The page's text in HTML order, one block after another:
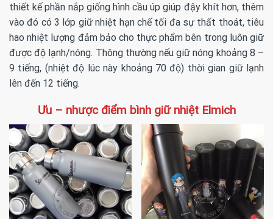
thiết kế phần nắp giống hình cầu úp giúp đậy khít hơn, thêm
vào đó có 3 lớp giữ nhiệt hạn chế tối đa sự thất thoát, tiêu
hao nhiệt lượng đảm bảo cho thực phẩm bên trong luôn giữ
được độ lạnh/nóng. Thông thường nếu giữ nóng khoảng 8 –
9 tiếng, (nhiệt độ lúc này khoảng 70 độ) thời gian giữ lạnh
lên đến 12 tiếng.
Ưu – nhược điểm bình giữ nhiệt Elmich